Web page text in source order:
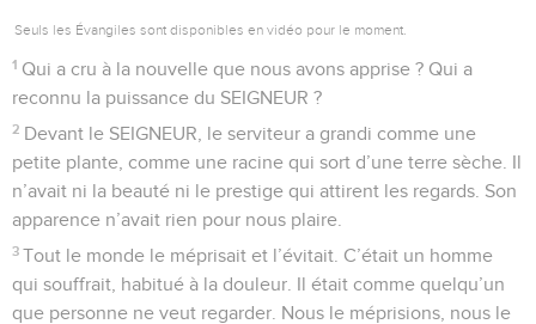
Seuls les Évangiles sont disponibles en vidéo pour le moment.
1 Qui a cru à la nouvelle que nous avons apprise ? Qui a
reconnu la puissance du SEIGNEUR ?
2 Devant le SEIGNEUR, le serviteur a grandi comme une
petite plante, comme une racine qui sort d’une terre sèche. Il
n’avait ni la beauté ni le prestige qui attirent les regards. Son
apparence n’avait rien pour nous plaire.
3 Tout le monde le méprisait et l’évitait. C’était un homme
qui souffrait, habitué à la douleur. Il était comme quelqu’un
que personne ne veut regarder. Nous le méprisions, nous le